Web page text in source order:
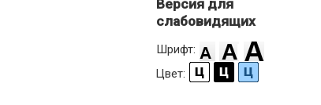
Версия для
слабовидящих
Шрифт:
Цвет: